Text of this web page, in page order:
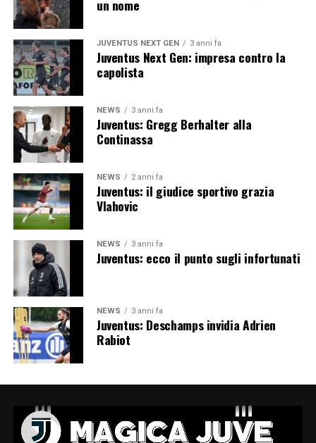
un nome
JUVENTUS NEXT GEN 3 anni fa
Juventus Next Gen: impresa contro la
capolista
NEWS 3 anni fa
Juventus: Gregg Berhalter alla
Continassa
NEWS 2 anni fa
Juventus: il giudice sportivo grazia
Vlahovic
NEWS 3 anni fa
Juventus: ecco il punto sugli infortunati
NEWS 3 anni fa
Juventus: Deschamps invidia Adrien
Rabiot